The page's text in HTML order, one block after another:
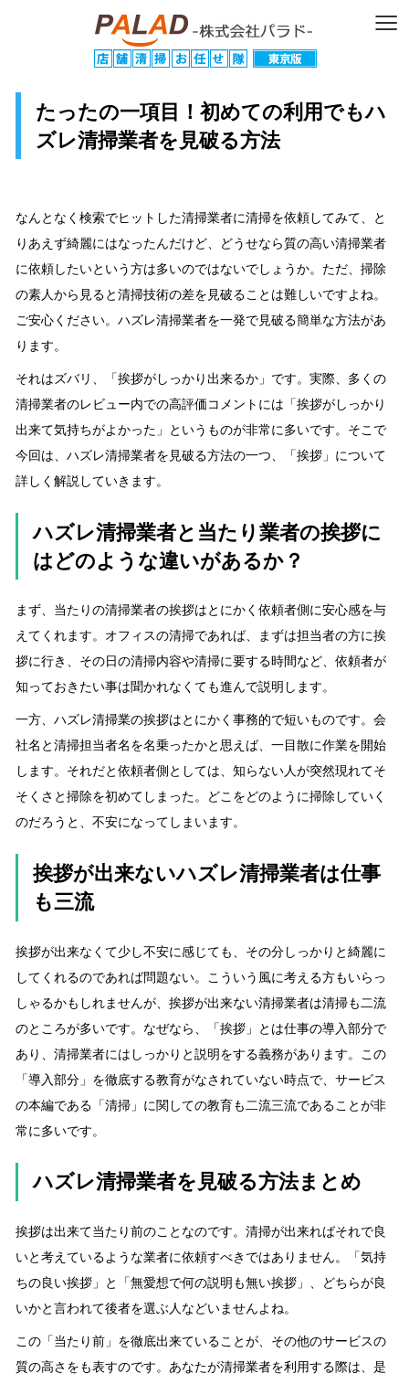
≡
たったの一項目！初めての利用でもハ
ズレ清掃業者を見破る方法
なんとなく検索でヒットした清掃業者に清掃を依頼してみて、と
りあえず綺麗にはなったんだけど、どうせなら質の高い清掃業者
に依頼したいという方は多いのではないでしょうか。ただ、掃除
の素人から見ると清掃技術の差を見破ることは難しいですよね。
ご安心ください。ハズレ清掃業者を一発で見破る簡単な方法があ
ります。
それはズバリ、「挨拶がしっかり出来るか」です。実際、多くの
清掃業者のレビュー内での高評価コメントには「挨拶がしっかり
出来て気持ちがよかった」というものが非常に多いです。そこで
今回は、ハズレ清掃業者を見破る方法の一つ、「挨拶」について
詳しく解説していきます。
ハズレ清掃業者と当たり業者の挨拶に
はどのような違いがあるか？
まず、当たりの清掃業者の挨拶はとにかく依頼者側に安心感を与
えてくれます。オフィスの清掃であれば、まずは担当者の方に挨
拶に行き、その日の清掃内容や清掃に要する時間など、依頼者が
知っておきたい事は聞かれなくても進んで説明します。
一方、ハズレ清掃業の挨拶はとにかく事務的で短いものです。会
社名と清掃担当者名を名乗ったかと思えば、一目散に作業を開始
します。それだと依頼者側としては、知らない人が突然現れてそ
そくさと掃除を初めてしまった。どこをどのように掃除していく
のだろうと、不安になってしまいます。
挨拶が出来ないハズレ清掃業者は仕事
も三流
挨拶が出来なくて少し不安に感じても、その分しっかりと綺麗に
してくれるのであれば問題ない。こういう風に考える方もいらっ
しゃるかもしれませんが、挨拶が出来ない清掃業者は清掃も二流
のところが多いです。なぜなら、「挨拶」とは仕事の導入部分で
あり、清掃業者にはしっかりと説明をする義務があります。この
「導入部分」を徹底する教育がなされていない時点で、サービス
の本編である「清掃」に関しての教育も二流三流であることが非
常に多いです。
ハズレ清掃業者を見破る方法まとめ
挨拶は出来て当たり前のことなのです。清掃が出来ればそれで良
いと考えているような業者に依頼すべきではありません。「気持
ちの良い挨拶」と「無愛想で何の説明も無い挨拶」、どちらが良
いかと言われて後者を選ぶ人などいませんよね。
この「当たり前」を徹底出来ていることが、その他のサービスの
質の高さをも表すのです。あなたが清掃業者を利用する際は、是